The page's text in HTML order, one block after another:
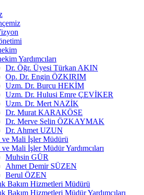
Yardımcıları
Dr. Öğr. Üyesi Türkan AKIN
Op. Dr. Engin ÖZKIRIM
Uzm. Dr. Burcu HEKİM
Uzm. Dr. Hulusi Emre ÇEVİKER
Uzm. Dr. Mert NAZİK
Dr. Murat KARAKÖSE
Dr. Merve Selin ÖZKAYMAK
Dr. Ahmet UZUN
ve Mali İşler Müdürü
Mali İşler Müdür Yardımcıları
Muhsin GÜR
Ahmet Demir SÜZEN
Berul ÖZEN
Bakım Hizmetleri Müdürü
Bakım Hizmetleri Müdür Yardımcıları